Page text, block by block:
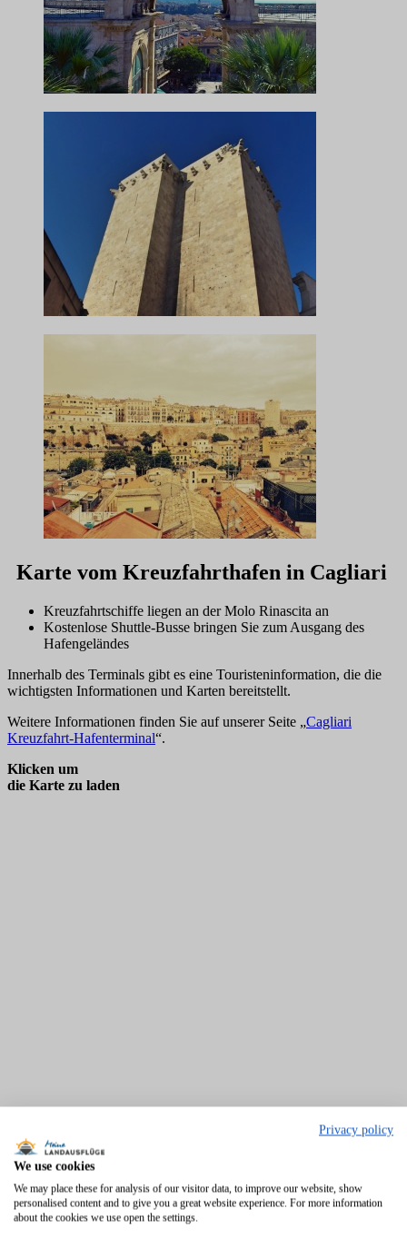
Karte vom Kreuzfahrthafen in Cagliari
Kreuzfahrtschiffe liegen an der Molo Rinascita an
Kostenlose Shuttle-Busse bringen Sie zum Ausgang des
Hafengeländes
Innerhalb des Terminals gibt es eine Touristeninformation, die die
wichtigsten Informationen und Karten bereitstellt.
Weitere Informationen finden Sie auf unserer Seite „Cagliari
Kreuzfahrt-Hafenterminal“.
Klicken um
die Karte zu laden
um die MapLibre Maps
zu laden.
Wissenswertes für Landausflüge in und
um Cagliari
Privacy policy
We use cookies
We may place these for analysis of our visitor data, to improve our website, show
personalised content and to give you a great website experience. For more information
about the cookies we use open the settings.